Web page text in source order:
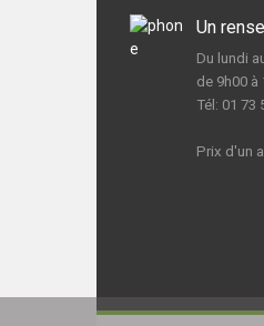
Un
Du lundi
de 9h00 à
Tél: 01 73
Prix d'un